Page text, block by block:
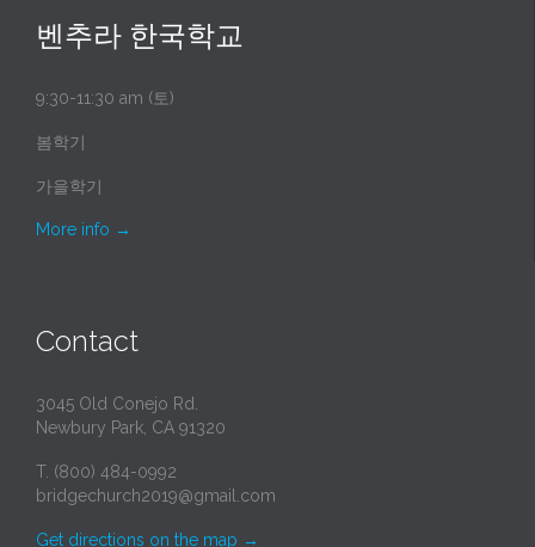
벤추라 한국학교
9:30-11:30 am (토)
봄학기
가을학기
More info →
Contact
3045 Old Conejo Rd.
Newbury Park, CA 91320
T. (800) 484-0992
bridgechurch2019@gmail.com
Get directions on the map →